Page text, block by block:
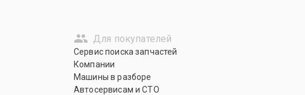
Для покупателей
Сервис поиска запчастей
Компании
Машины в разборе
Автосервисам и СТО